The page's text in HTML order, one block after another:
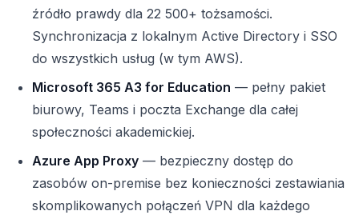
źródło prawdy dla 22 500+ tożsamości.
Synchronizacja z lokalnym Active Directory i SSO
do wszystkich usług (w tym AWS).
Microsoft 365 A3 for Education — pełny pakiet
biurowy, Teams i poczta Exchange dla całej
społeczności akademickiej.
Azure App Proxy — bezpieczny dostęp do
zasobów on-premise bez konieczności zestawiania
skomplikowanych połączeń VPN dla każdego